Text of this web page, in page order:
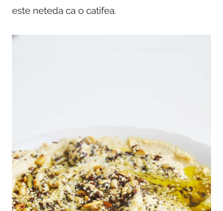
este neteda ca o catifea.